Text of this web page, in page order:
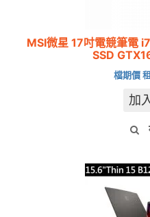
MSI微星 17吋電競筆電
SSD
檔期價
加